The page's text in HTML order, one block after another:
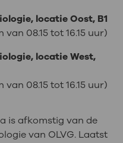
locatie Oost, B1
08.15 tot 16.15 uur)
locatie West,
08.15 tot 16.15 uur)
is afkomstig van de
van OLVG. Laatst